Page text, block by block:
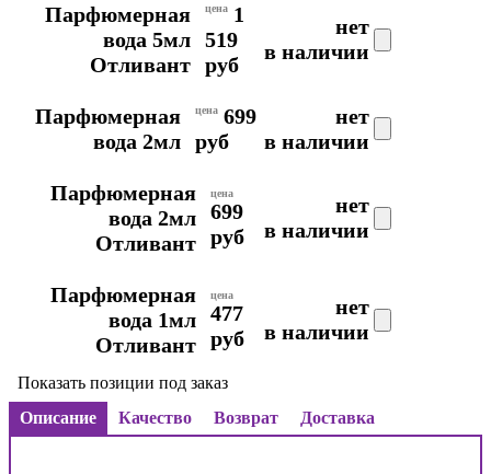
Парфюмерная
вода 5мл
Отливант
цена 1
519
руб
нет
в наличии
Парфюмерная
вода 2мл
цена 699
руб
нет
в наличии
Парфюмерная
вода 2мл
Отливант
цена
699
руб
нет
в наличии
Парфюмерная
вода 1мл
Отливант
цена
477
руб
нет
в наличии
Показать позиции под заказ
Описание
Качество Возврат Доставка